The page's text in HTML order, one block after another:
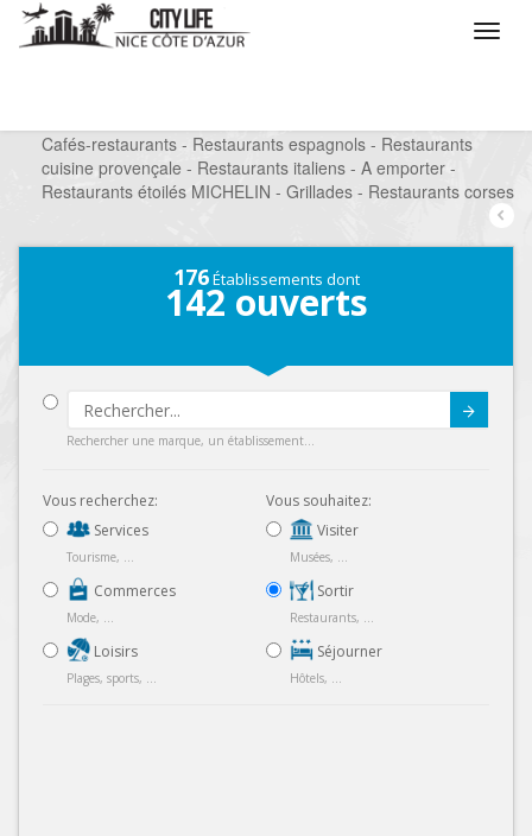
Cafés-restaurants - Restaurants espagnols - Restaurants
cuisine provençale - Restaurants italiens - A emporter -
Restaurants étoilés MICHELIN - Grillades - Restaurants corses
176Établissements dont
142 ouverts
Rechercher une marque, un établissement...
Vous recherchez:
Services
Tourisme, ...
Commerces
Mode, ...
Loisirs
Plages, sports, ...
Vous souhaitez:
Visiter
Musées, ...
Sortir
Restaurants, ...
Séjourner
Hôtels, ...